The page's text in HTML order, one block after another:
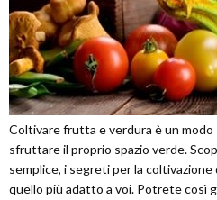
Coltivare frutta e verdura è un
sfruttare il proprio spazio verde.
semplice, i segreti per la
quello più adatto a voi. Potrete così